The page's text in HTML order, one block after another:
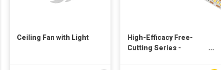
Ceiling Fan with Light
High-Efficacy Free-
Cutting Series -